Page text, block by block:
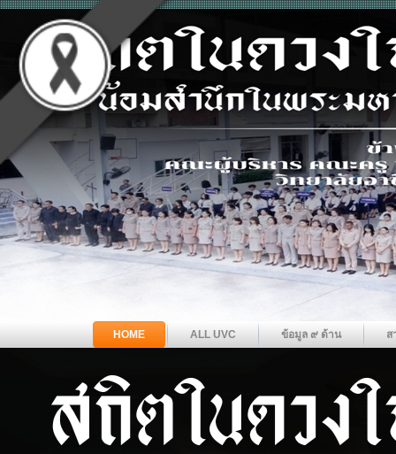
HOME ALL UVC ข้อมูล ๙ ด้าน ส